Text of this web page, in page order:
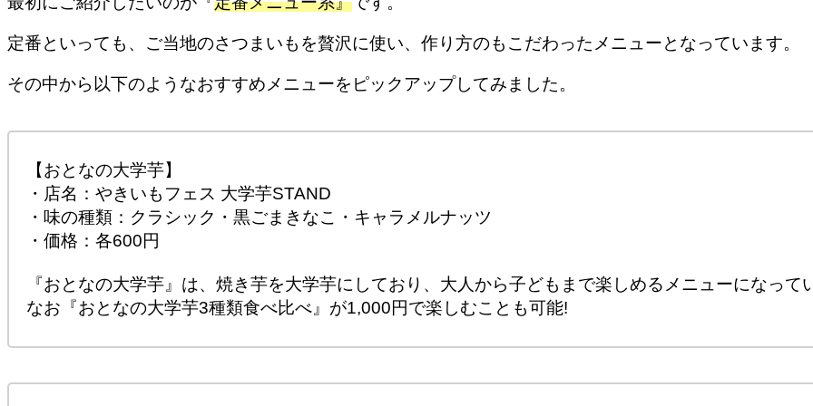
定番といっても、ご当地のさつまいもを贅沢に使い、作り方のもこだわったメニューとなっています。
その中から以下のようなおすすめメニューをピックアップしてみました。
【おとなの大学芋】
・店名：やきいもフェス 大学芋STAND
・味の種類：クラシック・黒ごまきなこ・キャラメルナッツ
・価格：各600円
『おとなの大学芋』は、焼き芋を大学芋にしており、大人から子どもまで楽しめるメニューになって
なお『おとなの大学芋3種類食べ比べ』が1,000円で楽しむことも可能!